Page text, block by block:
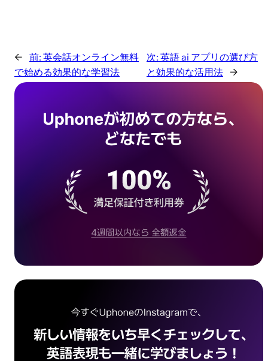
← 前: 英会話オンライン無料
で始める効果的な学習法
次: 英語 ai アプリの選び方
と効果的な活用法
→